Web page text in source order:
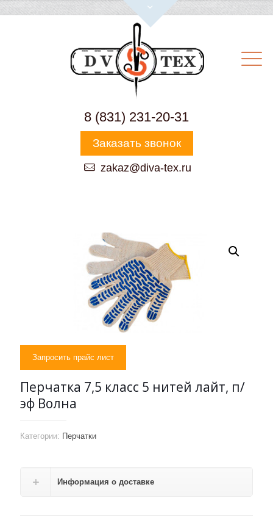
8 (831) 231-20-31
Заказать звонок
zakaz@diva-tex.ru
Запросить прайс лист
Перчатка 7,5 класс 5 нитей лайт, п/
эф Волна
Категории: Перчатки
Информация о доставке